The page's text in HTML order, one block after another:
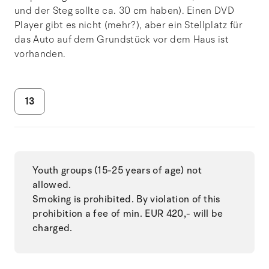
und der Steg sollte ca. 30 cm haben). Einen DVD
Player gibt es nicht (mehr?), aber ein Stellplatz für
das Auto auf dem Grundstück vor dem Haus ist
vorhanden.
13
Youth groups (15-25 years of age) not
allowed.
Smoking is prohibited. By violation of this
prohibition a fee of min. EUR 420,- will be
charged.